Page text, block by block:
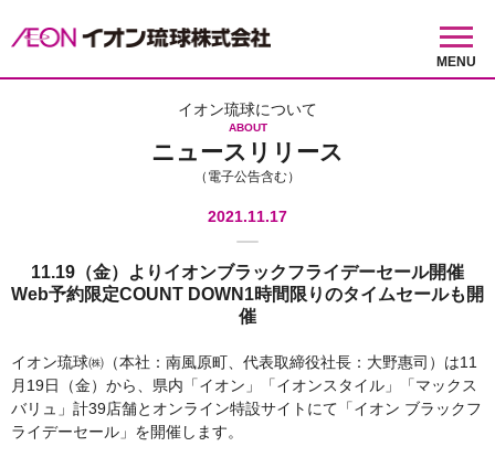
MENU
イオン琉球について
ABOUT
ニュースリリース
（電子公告含む）
2021.11.17
11.19（金）よりイオンブラックフライデーセール開催
Web予約限定COUNT DOWN1時間限りのタイムセールも開
催
イオン琉球㈱（本社：南風原町、代表取締役社長：大野惠司）は11
月19日（金）から、県内「イオン」「イオンスタイル」「マックス
バリュ」計39店舗とオンライン特設サイトにて「イオン ブラックフ
ライデーセール」を開催します。